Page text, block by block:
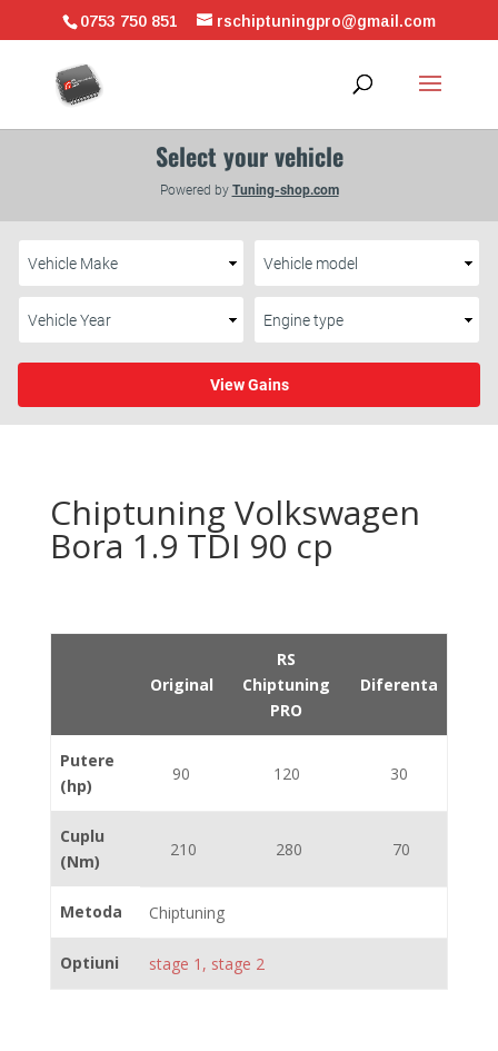
0753 750 851 rschiptuningpro@gmail.com
Chiptuning Volkswagen
Bora 1.9 TDI 90 cp
Original
RS
Chiptuning
PRO
Diferenta
Putere
(hp)
90 120 30
Cuplu
(Nm)
210 280 70
Metoda Chiptuning
Optiuni stage 1, stage 2